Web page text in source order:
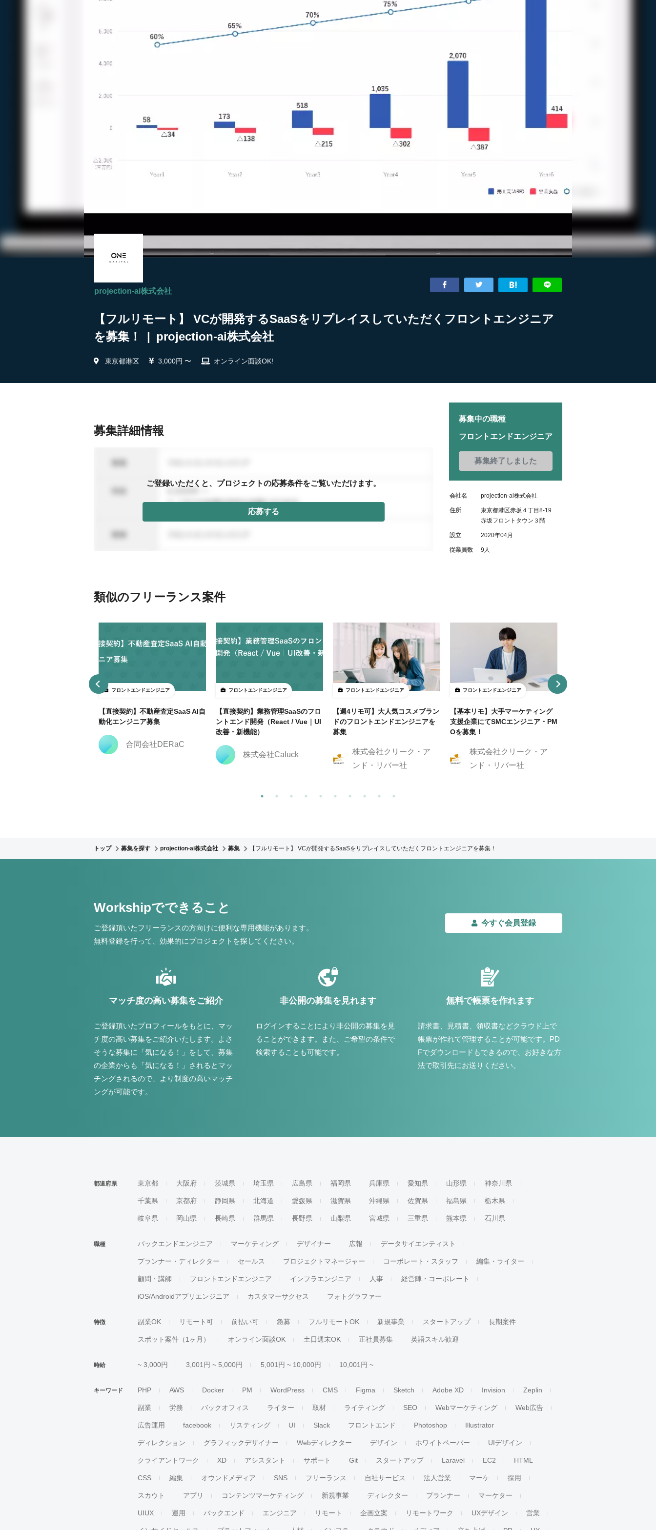
projection-ai株式会社
【フルリモート】 VCが開発するSaaSをリプレイスしていただくフロントエンジニア
を募集！ | projection-ai株式会社
東京都港区 3,000円 〜 オンライン面談OK!
募集詳細情報
ご登録いただくと、プロジェクトの応募条件をご覧いただけます。
応募する
募集中の職種
フロントエンドエンジニア
募集終了しました
会社名 projection-ai株式会社
住所
東京都港区赤坂４丁目8-19
赤坂フロントタウン３階
設立 2020年04月
従業員数 9人
類似のフリーランス案件
フロントエンドエンジニア
【直接契約】不動産査定SaaS AI自
動化エンジニア募集
合同会社DERaC
フロントエンドエンジニア
【直接契約】業務管理SaaSのフロ
ントエンド開発（React / Vue｜UI
改善・新機能）
株式会社Caluck
フロントエンドエンジニア
【週4リモ可】大人気コスメブラン
ドのフロントエンドエンジニアを
募集
株式会社クリーク・ア
ンド・リバー社
フロントエンドエンジニア
【基本リモ】大手マーケティング
支援企業にてSMCエンジニア・PM
Oを募集！
株式会社クリーク・ア
ンド・リバー社
トップ 募集を探す projection-ai株式会社 募集 【フルリモート】 VCが開発するSaaSをリプレイスしていただくフロントエンジニアを募集！
Workshipでできること
ご登録頂いたフリーランスの方向けに便利な専用機能があります。
無料登録を行って、効果的にプロジェクトを探してください。
今すぐ会員登録
マッチ度の高い募集をご紹介
ご登録頂いたプロフィールをもとに、マッ
チ度の高い募集をご紹介いたします。よさ
そうな募集に「気になる！」をして、募集
の企業からも「気になる！」されるとマッ
チングされるので、より制度の高いマッチ
ングが可能です。
非公開の募集を見れます
ログインすることにより非公開の募集を見
ることができます。また、ご希望の条件で
検索することも可能です。
無料で帳票を作れます
請求書、見積書、領収書などクラウド上で
帳票が作れて管理することが可能です。PD
Fでダウンロードもできるので、お好きな方
法で取引先にお送りください。
都道府県 東京都 大阪府 茨城県 埼玉県 広島県 福岡県 兵庫県 愛知県 山形県 神奈川県
千葉県 京都府 静岡県 北海道 愛媛県 滋賀県 沖縄県 佐賀県 福島県 栃木県
岐阜県 岡山県 長崎県 群馬県 長野県 山梨県 宮城県 三重県 熊本県 石川県
職種 バックエンドエンジニア マーケティング デザイナー 広報 データサイエンティスト
プランナー・ディレクター セールス プロジェクトマネージャー コーポレート・スタッフ 編集・ライター
顧問・講師 フロントエンドエンジニア インフラエンジニア 人事 経営陣・コーポレート
iOS/Androidアプリエンジニア カスタマーサクセス フォトグラファー
特徴 副業OK リモート可 前払い可 急募 フルリモートOK 新規事業 スタートアップ 長期案件
スポット案件（1ヶ月） オンライン面談OK 土日週末OK 正社員募集 英語スキル歓迎
時給 ~ 3,000円 3,001円 ~ 5,000円 5,001円 ~ 10,000円 10,001円 ~
キーワード PHP AWS Docker PM WordPress CMS Figma Sketch Adobe XD Invision Zeplin
副業 労務 バックオフィス ライター 取材 ライティング SEO Webマーケティング Web広告
広告運用 facebook リスティング UI Slack フロントエンド Photoshop Illustrator
ディレクション グラフィックデザイナー Webディレクター デザイン ホワイトペーパー UIデザイン
クライアントワーク XD アシスタント サポート Git スタートアップ Laravel EC2 HTML
CSS 編集 オウンドメディア SNS フリーランス 自社サービス 法人営業 マーケ 採用
スカウト アプリ コンテンツマーケティング 新規事業 ディレクター プランナー マーケター
UIUX 運用 バックエンド エンジニア リモート 企画立案 リモートワーク UXデザイン 営業